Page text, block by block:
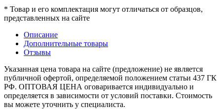
* Товар и его комплектация могут отличаться от образцов,
представленных на сайте
Описание
Дополнительные товары
Отзывы
Указанная цена товара на сайте (предложение) не является
публичной офертой, определяемой положением статьи 437 ГК
РФ. ОПТОВАЯ ЦЕНА оговаривается индивидуально и
определяется в зависимости от условий поставки. Стоимость
вы можете уточнить у специалиста.